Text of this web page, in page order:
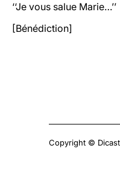
‘‘Je vous salue Marie…’’
[Bénédiction]
Copyright ©